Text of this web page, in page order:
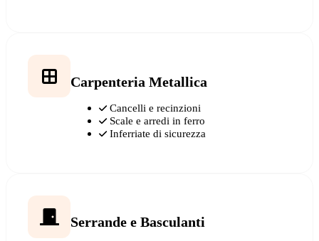
Carpenteria Metallica
Cancelli e recinzioni
Scale e arredi in ferro
Inferriate di sicurezza
Serrande e Basculanti